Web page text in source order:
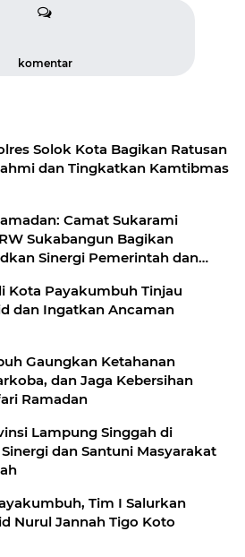
komentar
Solok Kota Bagikan Ratusan
dan Tingkatkan Kamtibmas
Camat Sukarami
Sukabangun Bagikan
Sinergi Pemerintah dan
Kota Payakumbuh Tinjau
dan Ingatkan Ancaman
Gaungkan Ketahanan
dan Jaga Kebersihan
Ramadan
Lampung Singgah di
dan Santuni Masyarakat
Tim I Salurkan
Nurul Jannah Tigo Koto